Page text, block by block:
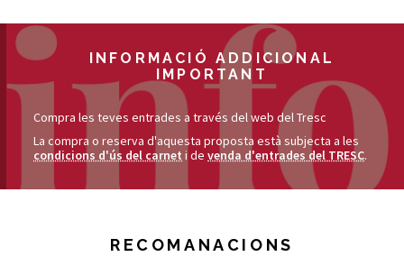
INFORMACIÓ ADDICIONAL
IMPORTANT
Compra les teves entrades a través del web del Tresc
La compra o reserva d'aquesta proposta està subjecta a les
condicions d'ús del carnet i de venda d'entrades del TRESC.
RECOMANACIONS